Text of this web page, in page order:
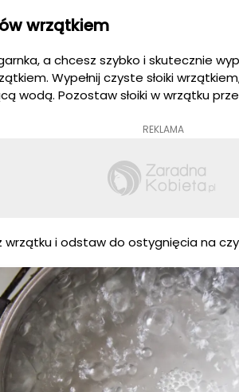
wrzątkiem
a chcesz szybko i skutecznie
Wypełnij czyste słoiki
wodą. Pozostaw słoiki w wrzątku
REKLAMA
wrzątku i odstaw do ostygnięcia na